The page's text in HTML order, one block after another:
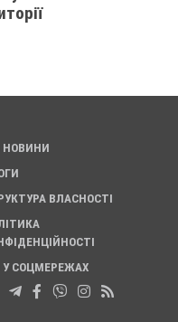
НОВИНИ
ВЛАСНОСТІ
СОЦМЕРЕЖАХ